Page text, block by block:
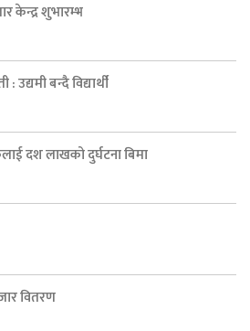
केन्द्र शुभारम्भ
उद्यमी बन्दै विद्यार्थी
दश लाखको दुर्घटना बिमा
वितरण